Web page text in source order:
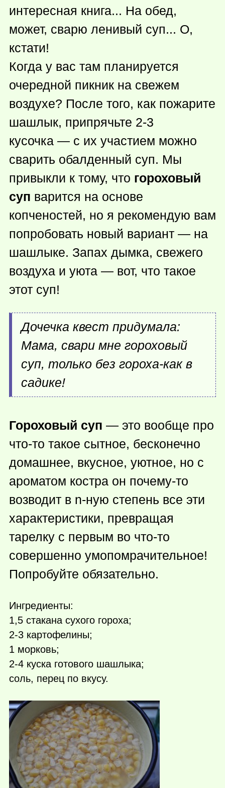
интересная книга... На обед,
может, сварю ленивый суп... О,
кстати!
Когда у вас там планируется
очередной пикник на свежем
воздухе? После того, как пожарите
шашлык, припрячьте 2-3
кусочка — с их участием можно
сварить обалденный суп. Мы
привыкли к тому, что гороховый
суп варится на основе
копченостей, но я рекомендую вам
попробовать новый вариант — на
шашлыке. Запах дымка, свежего
воздуха и уюта — вот, что такое
этот суп!
Дочечка квест придумала:
Мама, свари мне гороховый
суп, только без гороха-как в
садике!
Гороховый суп — это вообще про
что-то такое сытное, бесконечно
домашнее, вкусное, уютное, но с
ароматом костра он почему-то
возводит в n-ную степень все эти
характеристики, превращая
тарелку с первым во что-то
совершенно умопомрачительное!
Попробуйте обязательно.
Ингредиенты:
1,5 стакана сухого гороха;
2-3 картофелины;
1 морковь;
2-4 куска готового шашлыка;
соль, перец по вкусу.